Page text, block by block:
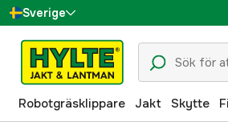
Sverige
Danmark
Suomi
Norge
Robotgräsklippare Jakt Skytte